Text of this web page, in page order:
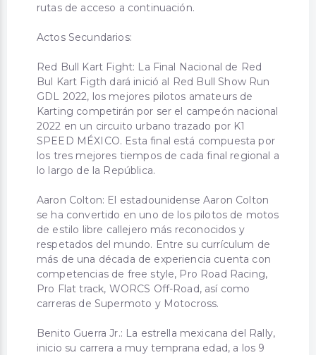
rutas de acceso a continuación.
Actos Secundarios:
Red Bull Kart Fight: La Final Nacional de Red
Bul Kart Figth dará inició al Red Bull Show Run
GDL 2022, los mejores pilotos amateurs de
Karting competirán por ser el campeón nacional
2022 en un circuito urbano trazado por K1
SPEED MÉXICO. Esta final está compuesta por
los tres mejores tiempos de cada final regional a
lo largo de la República.
Aaron Colton: El estadounidense Aaron Colton
se ha convertido en uno de los pilotos de motos
de estilo libre callejero más reconocidos y
respetados del mundo. Entre su currículum de
más de una década de experiencia cuenta con
competencias de free style, Pro Road Racing,
Pro Flat track, WORCS Off-Road, así como
carreras de Supermoto y Motocross.
Benito Guerra Jr.: La estrella mexicana del Rally,
inicio su carrera a muy temprana edad, a los 9